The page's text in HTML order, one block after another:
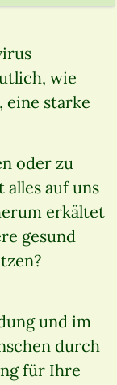
wie
eine starke
oder zu
auf uns
erkältet
gesund
und im
durch
für Ihre